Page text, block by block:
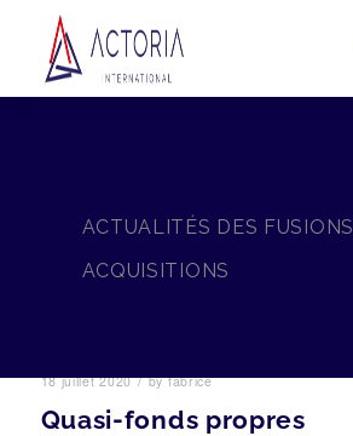
ACTUALITÉS DES FUSIONS
ACQUISITIONS
18 juillet 2020 / byfabrice
Quasi-fonds propres